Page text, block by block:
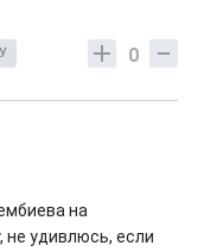
0
на
не удивлюсь, если